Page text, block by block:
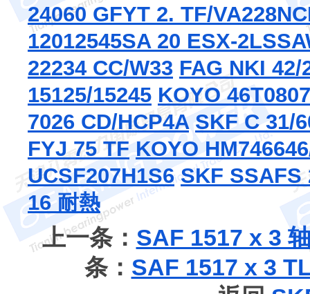
24060 GFYT 2. TF/VA228
12012545SA 20 ESX-2LS
22234 CC/W33 FAG NKI 42/
15125/15245 KOYO
7026 CD/HCP4A SKF C 31/
FYJ 75 TF KOYO
UCSF207H1S6 SKF SSAFS
16 耐熱
上一条： SAF 1517 x 3
条： SAF 1517 x 3